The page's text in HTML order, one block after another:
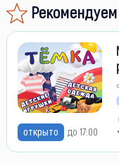
открыто до 17:00